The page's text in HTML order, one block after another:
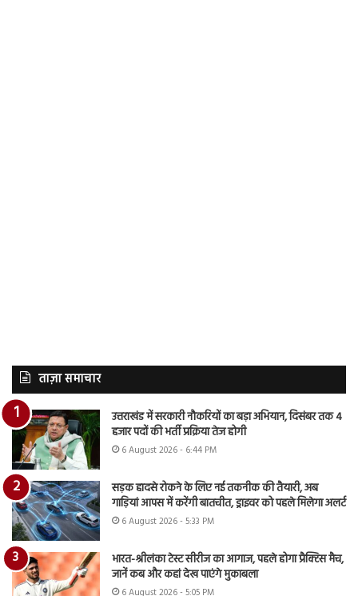
ताज़ा समाचार
उत्तराखंड में सरकारी नौकरियों का बड़ा अभियान, दिसंबर तक 4
हजार पदों की भर्ती प्रक्रिया तेज होगी
6 August 2026 - 6:44 PM
सड़क हादसे रोकने के लिए नई तकनीक की तैयारी, अब
गाड़ियां आपस में करेंगी बातचीत, ड्राइवर को पहले मिलेगा अलर्ट
6 August 2026 - 5:33 PM
भारत-श्रीलंका टेस्ट सीरीज का आगाज, पहले होगा प्रैक्टिस मैच,
जानें कब और कहां देख पाएंगे मुकाबला
6 August 2026 - 5:05 PM